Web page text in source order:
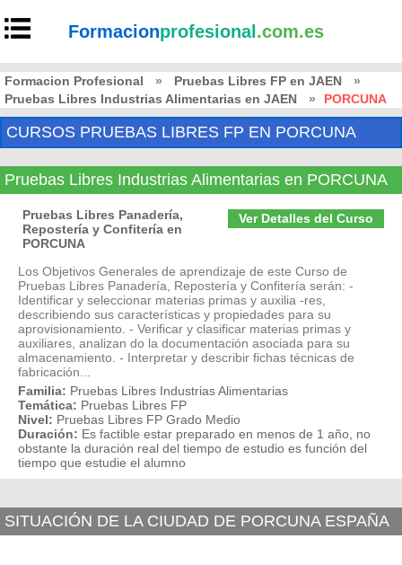
Formacionprofesional .com.es
Formacion Profesional » Pruebas Libres FP en JAEN
»
Pruebas Libres Industrias Alimentarias en JAEN
» PORCUNA
CURSOS PRUEBAS LIBRES FP EN PORCUNA
Pruebas Libres Industrias Alimentarias en PORCUNA
Ver Detalles del Curso
Pruebas Libres Panadería,
Repostería y Confitería en
PORCUNA
Los Objetivos Generales de aprendizaje de este Curso de
Pruebas Libres Panadería, Repostería y Confitería serán: -
Identificar y seleccionar materias primas y auxilia -res,
describiendo sus características y propiedades para su
aprovisionamiento. - Verificar y clasificar materias primas y
auxiliares, analizan do la documentación asociada para su
almacenamiento. - Interpretar y describir fichas técnicas de
fabricación...
Familia: Pruebas Libres Industrias Alimentarias
Temática: Pruebas Libres FP
Nivel: Pruebas Libres FP Grado Medio
Duración: Es factible estar preparado en menos de 1 año, no
obstante la duración real del tiempo de estudio es función del
tiempo que estudie el alumno
SITUACIÓN DE LA CIUDAD DE PORCUNA ESPAÑA